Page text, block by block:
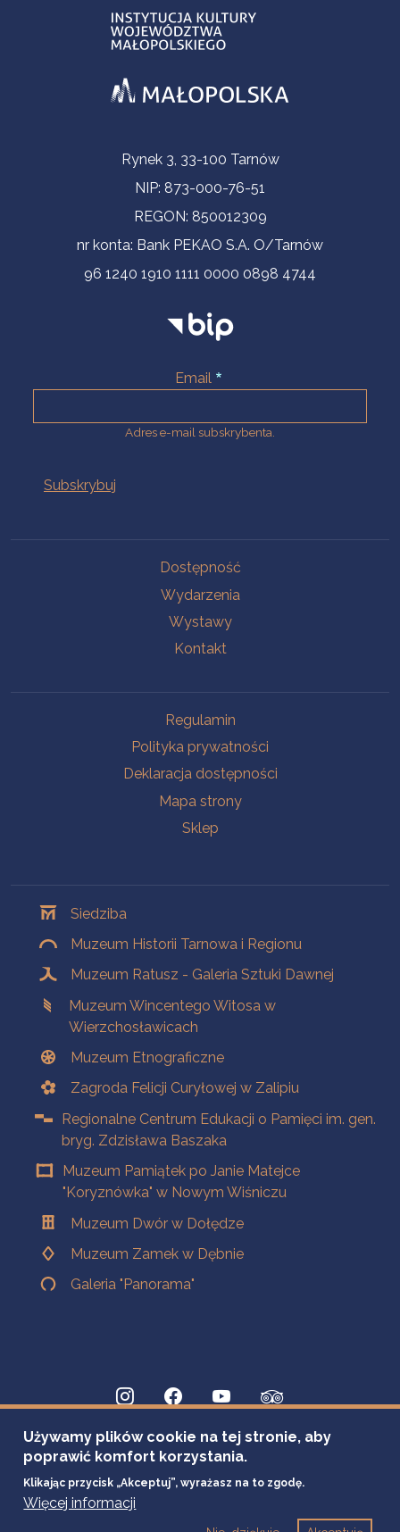
Informacje kontaktoweRynek 3, 33-100 Tarnów
NIP: 873-000-76-51
REGON: 850012309
nr konta: Bank PEKAO S.A. O/Tarnów
96 1240 1910 1111 0000 0898 4744
Email
Adres e-mail subskrybenta.
Dostępność
Wydarzenia
Wystawy
Kontakt
Regulamin
Polityka prywatności
Deklaracja dostępności
Mapa strony
Sklep
Siedziba
Muzeum Historii Tarnowa i Regionu
Muzeum Ratusz - Galeria Sztuki Dawnej
Muzeum Wincentego Witosa w
Wierzchosławicach
Muzeum Etnograficzne
Zagroda Felicji Curyłowej w Zalipiu
Regionalne Centrum Edukacji o Pamięci im. gen.
bryg. Zdzisława Baszaka
Muzeum Pamiątek po Janie Matejce
"Koryznówka" w Nowym Wiśniczu
Muzeum Dwór w Dołędze
Muzeum Zamek w Dębnie
Galeria "Panorama"
Używamy plików cookie na tej stronie, aby
poprawić komfort korzystania.
Klikając przycisk „Akceptuj”, wyrażasz na to zgodę.
Więcej informacji